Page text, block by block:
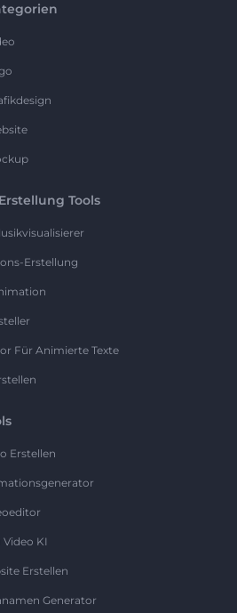
Tools
Erstellung
Für Animierte Texte
Erstellen
Video KI
Erstellen
Generator